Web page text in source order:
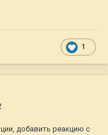
1
добавить реакцию с